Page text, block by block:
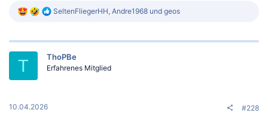
R
k
i
o
SeltenFliegerHH, Andre1968 und geos
T ThoPBe
Erfahrenes Mitglied
10.04.2026 #228